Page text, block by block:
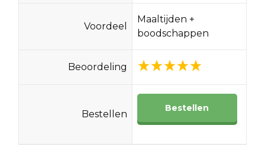
Voordeel
Maaltijden +
boodschappen
Beoordeling
Bestellen
Bestellen